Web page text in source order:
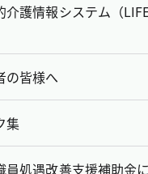
介護情報システム（
の皆様へ
集
員処遇改善支援補助金